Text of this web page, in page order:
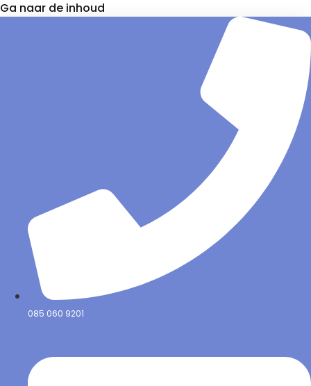
Ga naar de inhoud
085 060 9201